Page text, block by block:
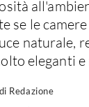
se le
naturale,
eleganti
di Redazione